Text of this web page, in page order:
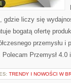
gdzie liczy się
bogatą ofertę
przemysłu
Przemysł
TRENDY I NOWOŚCI W